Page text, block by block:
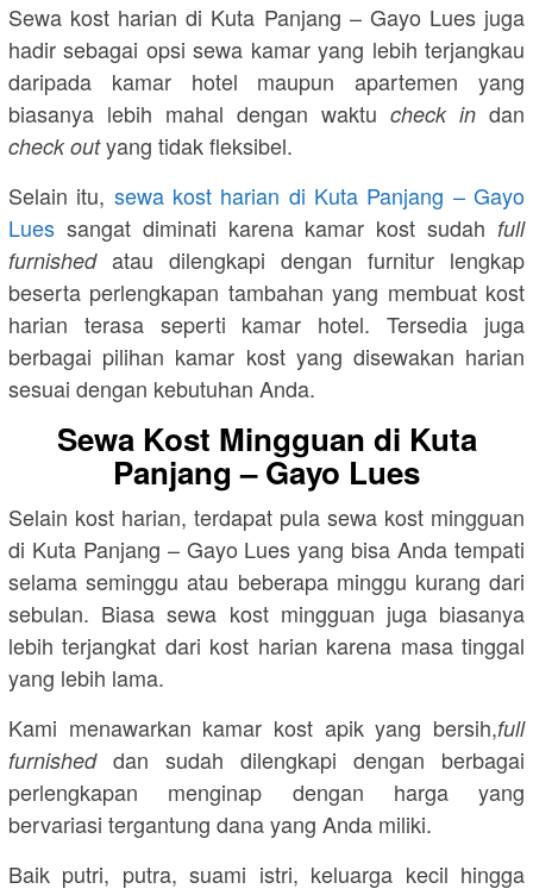
Sewa kost harian di Kuta Panjang – Gayo Lues juga
hadir sebagai opsi sewa kamar yang lebih terjangkau
daripada kamar hotel maupun apartemen yang
biasanya lebih mahal dengan waktu check in dan
check outyang tidak fleksibel.
Selain itu, sewa kost harian di Kuta Panjang – Gayo
Lues sangat diminati karena kamar kost sudah full
furnished atau dilengkapi dengan furnitur lengkap
beserta perlengkapan tambahan yang membuat kost
harian terasa seperti kamar hotel. Tersedia juga
berbagai pilihan kamar kost yang disewakan harian
sesuai dengan kebutuhan Anda.
Sewa Kost Mingguan di Kuta
Panjang – Gayo Lues
Selain kost harian, terdapat pula sewa kost mingguan
di Kuta Panjang – Gayo Lues yang bisa Anda tempati
selama seminggu atau beberapa minggu kurang dari
sebulan. Biasa sewa kost mingguan juga biasanya
lebih terjangkat dari kost harian karena masa tinggal
yang lebih lama.
Kami menawarkan kamar kost apik yang bersih,full
furnished dan sudah dilengkapi dengan berbagai
perlengkapan menginap dengan harga yang
bervariasi tergantung dana yang Anda miliki.
Baik putri, putra, suami istri, keluarga kecil hingga